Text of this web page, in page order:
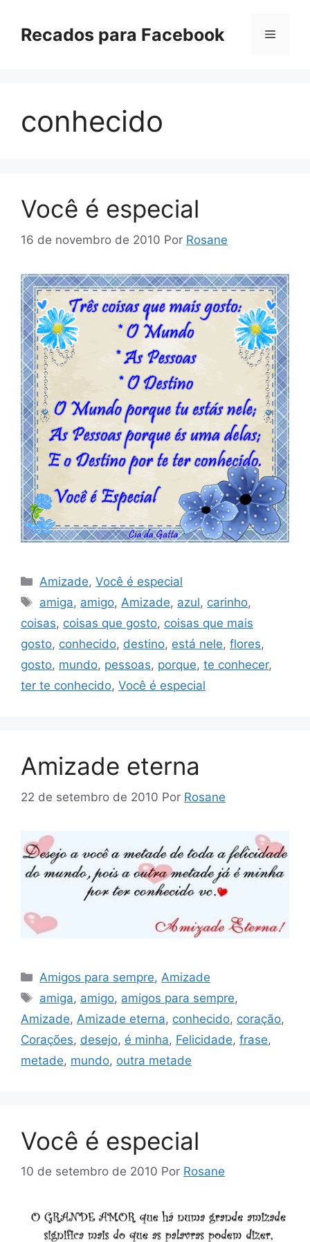
paraRecados para Facebook Menu
conhecido
Você é especial
16 de novembro de 2010 Por Rosane
Categorias
Amizade,Você é especial
Tags
amiga, amigo,Amizade, azul, carinho,
coisas, coisas que gosto, coisas que mais
gosto, conhecido, destino, está nele, flores,
gosto, mundo, pessoas, porque, te conhecer,
ter te conhecido, Você é especial
Amizade eterna
22 de setembro de 2010 Por Rosane
Categorias
Amigos para sempre, Amizade
Tags
amiga, amigo, amigos para sempre,
Amizade, Amizade eterna, conhecido, coração,
Corações, desejo, é minha, Felicidade, frase,
metade, mundo, outra metade
Você é especial
10 de setembro de 2010 Por Rosane